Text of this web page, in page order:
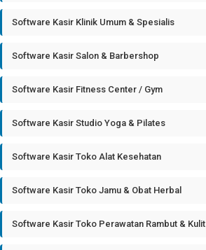
Software Kasir Klinik Umum & Spesialis
Software Kasir Salon & Barbershop
Software Kasir Fitness Center / Gym
Software Kasir Studio Yoga & Pilates
Software Kasir Toko Alat Kesehatan
Software Kasir Toko Jamu & Obat Herbal
Software Kasir Toko Perawatan Rambut & Kulit